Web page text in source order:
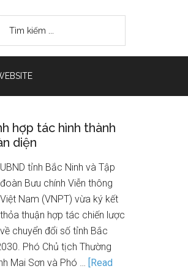
hợp tác hình thành
diện
UBND tỉnh Bắc Ninh và Tập
đoàn Bưu chính Viễn thông
Việt Nam (VNPT) vừa ký kết
thỏa thuận hợp tác chiến lược
về chuyển đổi số tỉnh Bắc
Phó Chủ tịch Thường
Mai Sơn và Phó … [Read